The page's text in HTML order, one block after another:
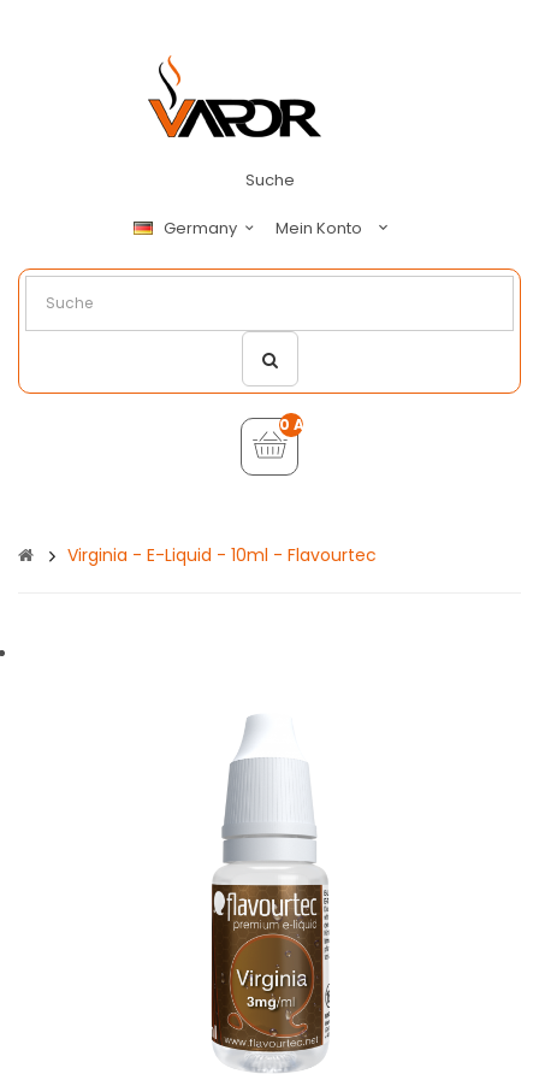
Suche
Germany Mein Konto
0 Artikel - €0,00
Virginia - E-Liquid - 10ml - Flavourtec